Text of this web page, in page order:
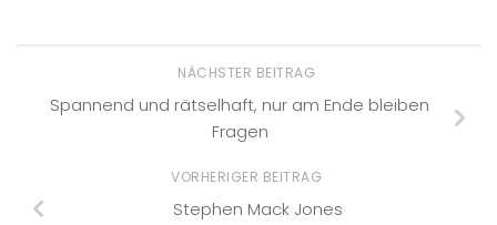
NÄCHSTER BEITRAG
Spannend und rätselhaft, nur am Ende bleiben
Fragen
VORHERIGER BEITRAG
Stephen Mack Jones